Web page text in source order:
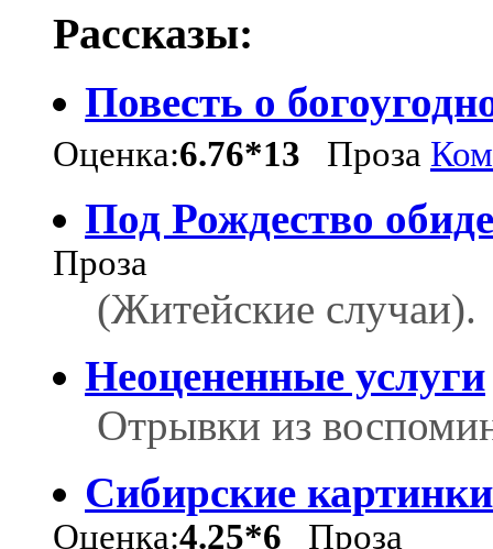
Рассказы:
Повесть о
Оценка:6.76*13 Проза
Под Рождество
Проза
(Житейские случаи).
Неоцененные услуги
Отрывки из
Сибирские
Оценка:4.25*6 Проза